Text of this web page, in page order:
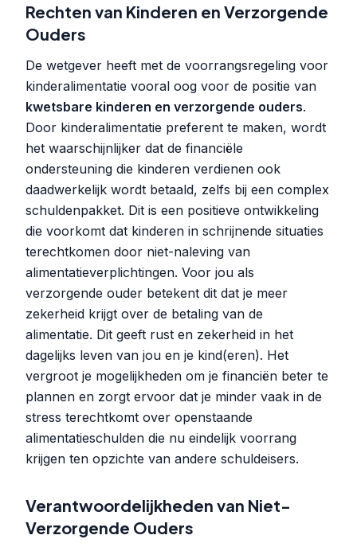
Rechten van Kinderen en Verzorgende
Ouders
De wetgever heeft met de voorrangsregeling voor
kinderalimentatie vooral oog voor de positie van
kwetsbare kinderen en verzorgende ouders.
Door kinderalimentatie preferent te maken, wordt
het waarschijnlijker dat de financiële
ondersteuning die kinderen verdienen ook
daadwerkelijk wordt betaald, zelfs bij een complex
schuldenpakket. Dit is een positieve ontwikkeling
die voorkomt dat kinderen in schrijnende situaties
terechtkomen door niet-naleving van
alimentatieverplichtingen. Voor jou als
verzorgende ouder betekent dit dat je meer
zekerheid krijgt over de betaling van de
alimentatie. Dit geeft rust en zekerheid in het
dagelijks leven van jou en je kind(eren). Het
vergroot je mogelijkheden om je financiën beter te
plannen en zorgt ervoor dat je minder vaak in de
stress terechtkomt over openstaande
alimentatieschulden die nu eindelijk voorrang
krijgen ten opzichte van andere schuldeisers.
Verantwoordelijkheden van Niet-
Verzorgende Ouders